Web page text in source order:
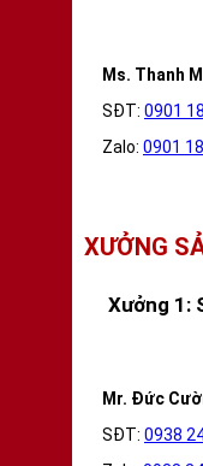
Ms. Thanh
SĐT: 0901
Zalo: 0901
XƯỞNG
Xưởng 1:
Mr. Đức
SĐT: 0938